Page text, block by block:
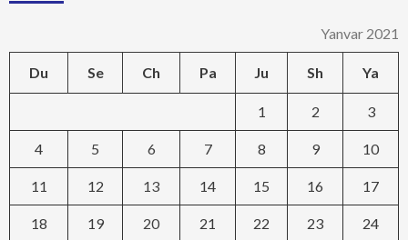
Yanvar 2021
Du Se Ch Pa Ju Sh Ya
1 2 3
4 5 6 7 8 9 10
11 12 13 14 15 16 17
18 19 20 21 22 23 24